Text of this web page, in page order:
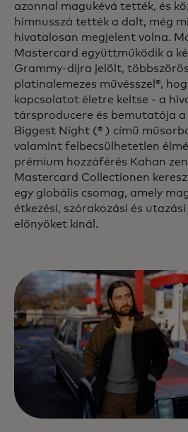
azonnal magukévá tették, és
himnusszá tették a dalt, még
hivatalosan megjelent volna.
Mastercard együttműködik a
Grammy-díjra jelölt, többszörös
platinalemezes művésszel®,
kapcsolatot életre keltse - a
társproducere és bemutatója a
Biggest Night (® ) című
valamint felbecsülhetetlen
prémium hozzáférés Kahan
Mastercard Collectionen
egy globális csomag, amely
étkezési, szórakozási és utazási
előnyöket kínál.